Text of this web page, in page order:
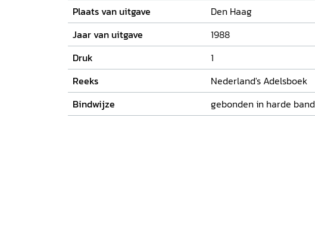
Plaats van uitgave
Den Haag
Jaar van uitgave
1988
Druk
1
Reeks
Nederland's Adelsboek
Bindwijze
gebonden in harde band